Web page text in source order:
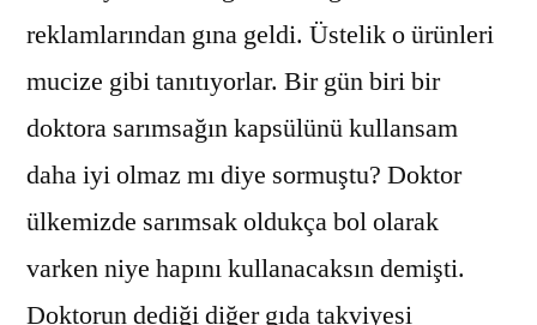
reklamlarından gına geldi. Üstelik o ürünleri
mucize gibi tanıtıyorlar. Bir gün biri bir
doktora sarımsağın kapsülünü kullansam
daha iyi olmaz mı diye sormuştu? Doktor
ülkemizde sarımsak oldukça bol olarak
varken niye hapını kullanacaksın demişti.
Doktorun dediği diğer gıda takviyesi